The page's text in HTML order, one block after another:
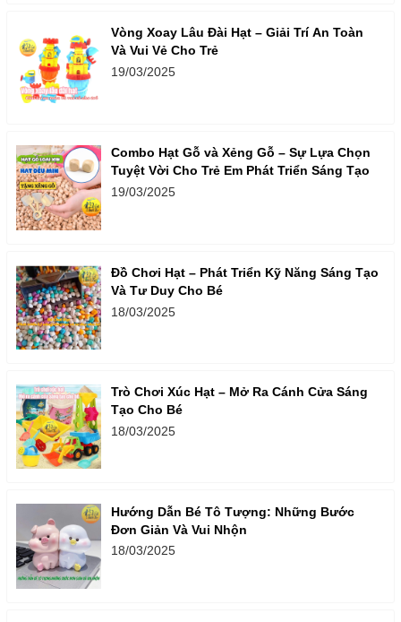
Vòng Xoay Lâu Đài Hạt – Giải Trí An Toàn
Và Vui Vẻ Cho Trẻ
19/03/2025
Combo Hạt Gỗ và Xẻng Gỗ – Sự Lựa Chọn
Tuyệt Vời Cho Trẻ Em Phát Triển Sáng Tạo
19/03/2025
Đồ Chơi Hạt – Phát Triển Kỹ Năng Sáng Tạo
Và Tư Duy Cho Bé
18/03/2025
Trò Chơi Xúc Hạt – Mở Ra Cánh Cửa Sáng
Tạo Cho Bé
18/03/2025
Hướng Dẫn Bé Tô Tượng: Những Bước
Đơn Giản Và Vui Nhộn
18/03/2025